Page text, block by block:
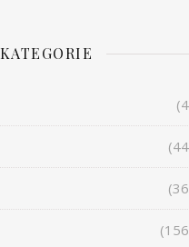
KATEGORIE